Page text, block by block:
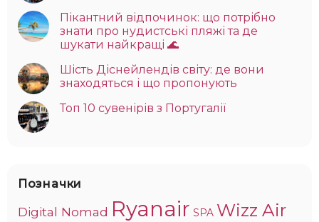
Пікантний відпочинок: що потрібно
знати про нудистські пляжі та де
шукати найкращі 🌊
Шість Діснейлендів світу: де вони
знаходяться і що пропонують
Топ 10 сувенірів з Португалії
Позначки
Digital Nomad Ryanair SPA Wizz Air